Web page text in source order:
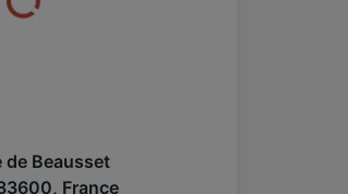
de Beausset
, France